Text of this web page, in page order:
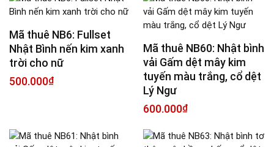
Mã thuê NB6: Fullset
Nhật Bình nến kim xanh
trời cho nữ
500.000₫
Mã thuê NB60: Nhật bình
vải Gấm dệt mây kim
tuyến màu trắng, cổ dệt
Lý Ngư
600.000₫